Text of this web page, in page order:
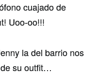
cuajado de
Uoo-oo!!!
la del barrio nos
su outfit…